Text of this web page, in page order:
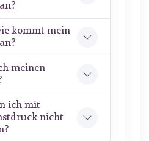
kommt mein
meinen
ich mit
nicht